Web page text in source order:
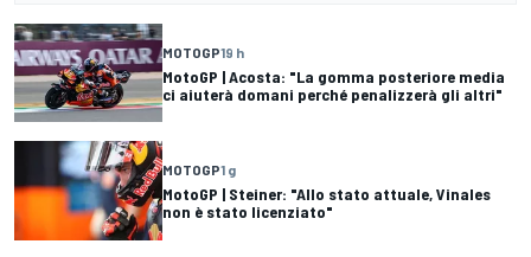
MOTOGP19 h
MotoGP | Acosta: "La gomma posteriore media
ci aiuterà domani perché penalizzerà gli altri"
MOTOGP1 g
MotoGP | Steiner: "Allo stato attuale, Vinales
non è stato licenziato"